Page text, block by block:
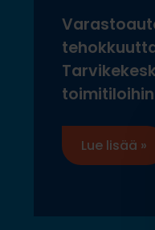
toimitiloihin
Lue lisää »